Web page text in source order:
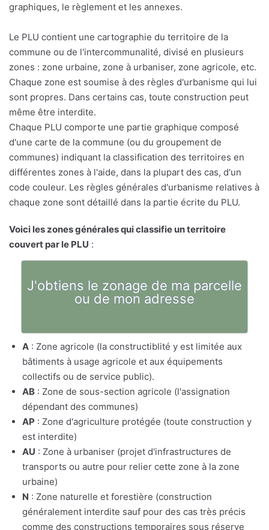
graphiques, le règlement et les annexes.
Le PLU contient une cartographie du territoire de la
commune ou de l'intercommunalité, divisé en plusieurs
zones : zone urbaine, zone à urbaniser, zone agricole, etc.
Chaque zone est soumise à des règles d'urbanisme qui lui
sont propres. Dans certains cas, toute construction peut
même être interdite.
Chaque PLU comporte une partie graphique composé
d'une carte de la commune (ou du groupement de
communes) indiquant la classification des territoires en
différentes zones à l'aide, dans la plupart des cas, d'un
code couleur. Les règles générales d'urbanisme relatives à
chaque zone sont détaillé dans la partie écrite du PLU.
Voici les zones générales qui classifie un territoire
couvert par le PLU :
J'obtiens le zonage de ma parcelle
ou de mon adresse
A : Zone agricole (la constructiblité y est limitée aux
bâtiments à usage agricole et aux équipements
collectifs ou de service public).
AB : Zone de sous-section agricole (l'assignation
dépendant des communes)
AP : Zone d'agriculture protégée (toute construction y
est interdite)
AU : Zone à urbaniser (projet d'infrastructures de
transports ou autre pour relier cette zone à la zone
urbaine)
N : Zone naturelle et forestière (construction
généralement interdite sauf pour des cas très précis
comme des constructions temporaires sous réserve